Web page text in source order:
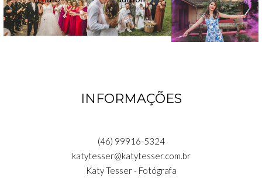
INFORMAÇÕES
(46) 99916-5324
katytesser@katytesser.com.br
Katy Tesser - Fotógrafa